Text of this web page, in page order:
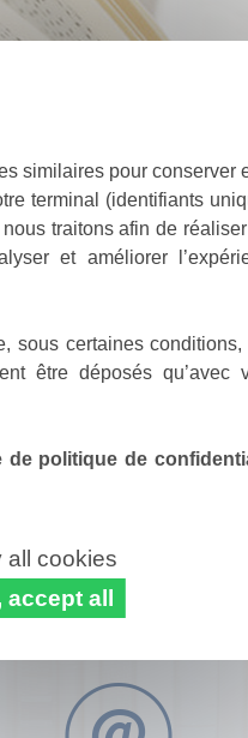
similaires pour conserver
terminal (identifiants
traitons afin de
et améliorer
sous certaines
être déposés qu’avec
politique de
all cookies
accept all